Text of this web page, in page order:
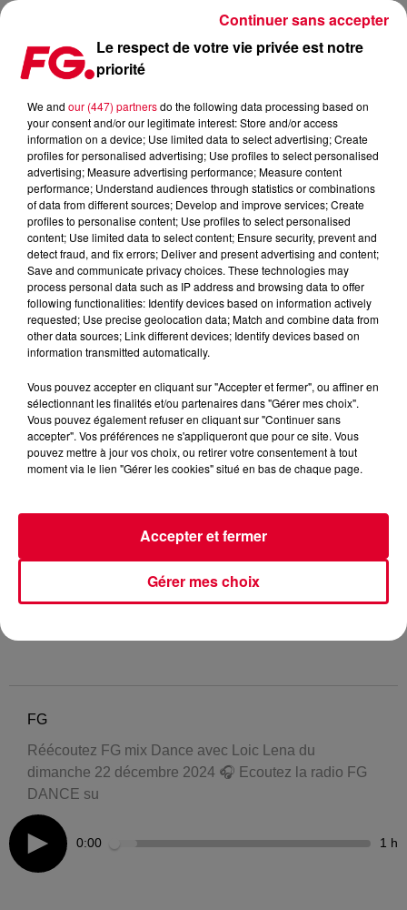
FG MIX DANCE : LOIC LENA
FG
Réécoutez FG mix Dance avec Loic Lena du
dimanche 22 décembre 2024 🎧 Ecoutez la radio FG
DANCE su
0:00 1 h
Le respect de votre vie privée est notre
priorité
We and our (447) partnersdo the following data processing based on
your consent and/or our legitimate interest: Store and/or access
information on a device; Use limited data to select advertising; Create
profiles for personalised advertising; Use profiles to select personalised
advertising; Measure advertising performance; Measure content
performance; Understand audiences through statistics or combinations
of data from different sources; Develop and improve services; Create
profiles to personalise content; Use profiles to select personalised
content; Use limited data to select content; Ensure security, prevent and
detect fraud, and fix errors; Deliver and present advertising and content;
Save and communicate privacy choices. These technologies may
process personal data such as IP address and browsing data to offer
following functionalities: Identify devices based on information actively
requested; Use precise geolocation data; Match and combine data from
other data sources; Link different devices; Identify devices based on
information transmitted automatically.
Vous pouvez accepter en cliquant sur "Accepter et fermer", ou affiner en
sélectionnant les finalités et/ou partenaires dans "Gérer mes choix".
Vous pouvez également refuser en cliquant sur "Continuer sans
accepter". Vos préférences ne s'appliqueront que pour ce site. Vous
pouvez mettre à jour vos choix, ou retirer votre consentement à tout
moment via le lien "Gérer les cookies" situé en bas de chaque page.
Gérer mes choix
Accepter et fermer
Continuer sans accepter